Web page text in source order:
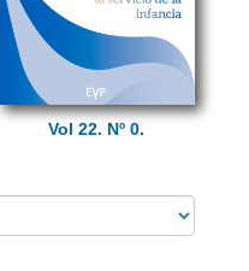
Vol 22. Nº 0.